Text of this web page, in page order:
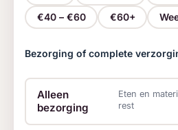
Drankarrangement
€40 – €60 €60+
Bezorging of complete
Alleen
bezorging
Eten en
rest